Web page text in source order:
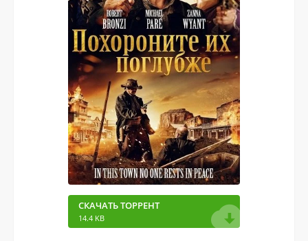
СКАЧАТЬ ТОРРЕНТ
14.4 KB